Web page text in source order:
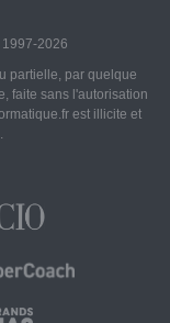
2026
partielle, par quelque
faite sans l'autorisation
est illicite et